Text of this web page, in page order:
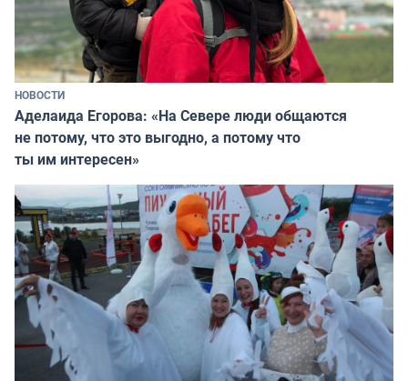
НОВОСТИ
Аделаида Егорова: «На Севере люди общаются
не потому, что это выгодно, а потому что
ты им интересен»